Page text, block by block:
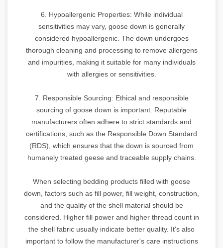
6. Hypoallergenic Properties: While individual
sensitivities may vary, goose down is generally
considered hypoallergenic. The down undergoes
thorough cleaning and processing to remove allergens
and impurities, making it suitable for many individuals
with allergies or sensitivities.
7. Responsible Sourcing: Ethical and responsible
sourcing of goose down is important. Reputable
manufacturers often adhere to strict standards and
certifications, such as the Responsible Down Standard
(RDS), which ensures that the down is sourced from
humanely treated geese and traceable supply chains.
When selecting bedding products filled with goose
down, factors such as fill power, fill weight, construction,
and the quality of the shell material should be
considered. Higher fill power and higher thread count in
the shell fabric usually indicate better quality. It's also
important to follow the manufacturer's care instructions